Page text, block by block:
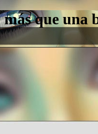
que una